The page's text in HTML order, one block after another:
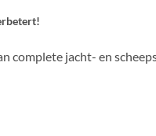
complete jacht- en